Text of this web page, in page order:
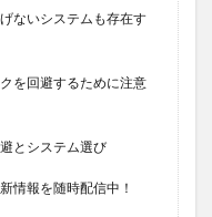
ないシステムも存在す
を回避するために注意
とシステム選び
情報を随時配信中！